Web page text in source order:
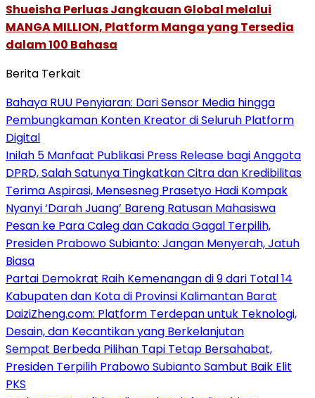
Shueisha Perluas Jangkauan Global melalui
MANGA MILLION, Platform Manga yang Tersedia
dalam 100 Bahasa
Berita Terkait
Bahaya RUU Penyiaran: Dari Sensor Media hingga
Pembungkaman Konten Kreator di Seluruh Platform
Digital
Inilah 5 Manfaat Publikasi Press Release bagi Anggota
DPRD, Salah Satunya Tingkatkan Citra dan Kredibilitas
Terima Aspirasi, Mensesneg Prasetyo Hadi Kompak
Nyanyi ‘Darah Juang’ Bareng Ratusan Mahasiswa
Pesan ke Para Caleg dan Cakada Gagal Terpilih,
Presiden Prabowo Subianto: Jangan Menyerah, Jatuh
Biasa
Partai Demokrat Raih Kemenangan di 9 dari Total 14
Kabupaten dan Kota di Provinsi Kalimantan Barat
DaiziZheng.com: Platform Terdepan untuk Teknologi,
Desain, dan Kecantikan yang Berkelanjutan
Sempat Berbeda Pilihan Tapi Tetap Bersahabat,
Presiden Terpilih Prabowo Subianto Sambut Baik Elit
PKS